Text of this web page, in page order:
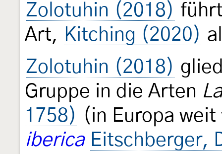
Zolotuhin (2018)
Art, Kitching (2020)
Zolotuhin (2018)
Gruppe in die Arten
1758) (in Europa
iberica Eitschberger,